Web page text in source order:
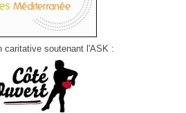
caritative soutenant l'ASK :